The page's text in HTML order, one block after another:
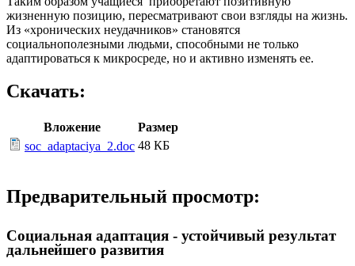
жизненную позицию, пересматривают свои взгляды на жизнь.
Из «хронических неудачников» становятся
социальнополезными людьми, способными не только
адаптироваться к микросреде, но и активно изменять ее.
Скачать:
Вложение
Размер
soc_adaptaciya_2.doc 48 КБ
Предварительный просмотр:
Социальная адаптация - устойчивый результат
дальнейшего развития